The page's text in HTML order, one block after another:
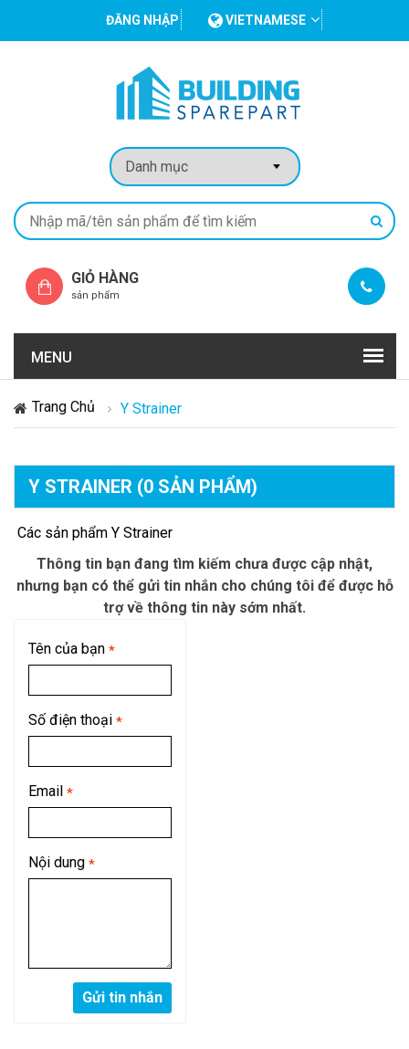
ĐĂNG NHẬP VIETNAMESE
GIỎ HÀNG
sản phẩm
MENU
Trang Chủ Y Strainer
Y STRAINER (0 SẢN PHẨM)
Các sản phẩm Y Strainer
Thông tin bạn đang tìm kiếm chưa được cập nhật,
nhưng bạn có thể gửi tin nhắn cho chúng tôi để được hỗ
trợ về thông tin này sớm nhất.
Tên của bạn *
Số điện thoại *
Email *
Nội dung *